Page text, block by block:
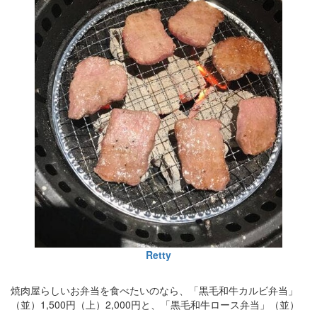
Retty
焼肉屋らしいお弁当を食べたいのなら、「黒毛和牛カルビ弁当」
（並）1,500円（上）2,000円と、「黒毛和牛ロース弁当」（並）